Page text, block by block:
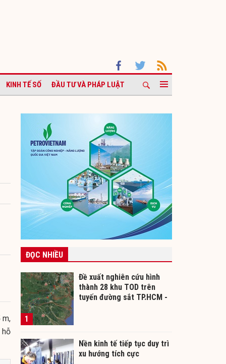
KINH TẾ SỐ ĐẦU TƯ VÀ PHÁP LUẬT
m,
ĐỌC NHIỀU
1
Đề xuất nghiên cứu hình
thành 28 khu TOD trên
tuyến đường sắt TP.HCM -
Nền kinh tế tiếp tục duy trì
xu hướng tích cực